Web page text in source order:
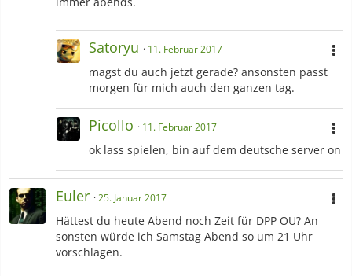
Satoryu 11. Februar 2017
magst du auch jetzt gerade? ansonsten passt
morgen für mich auch den ganzen tag.
Picollo 11. Februar 2017
ok lass spielen, bin auf dem deutsche server on
Euler 25. Januar 2017
Hättest du heute Abend noch Zeit für DPP OU? An
sonsten würde ich Samstag Abend so um 21 Uhr
vorschlagen.